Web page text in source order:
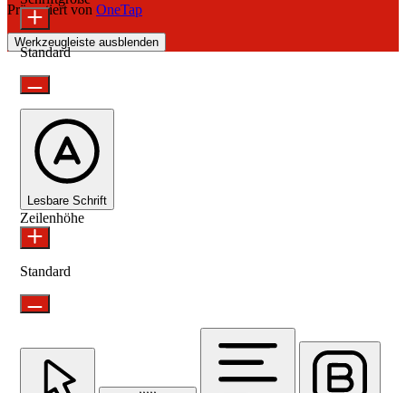
Präsentiert von OneTap
Werkzeugleiste ausblenden
Standard
Lesbare Schrift
Zeilenhöhe
Standard